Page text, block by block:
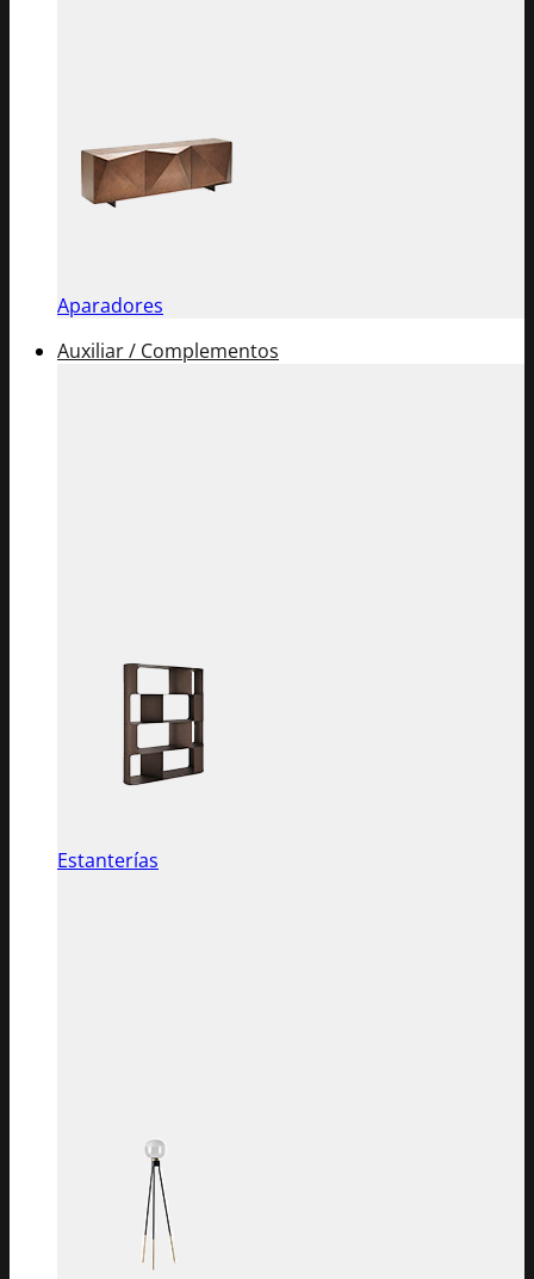
Aparadores
Auxiliar / Complementos
Estanterías